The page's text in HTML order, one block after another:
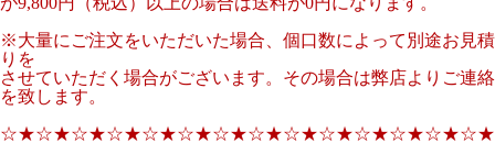
※大量にご注文をいただいた場合、個口数によって別途お見積
りを
させていただく場合がございます。その場合は弊店よりご連絡
を致します。